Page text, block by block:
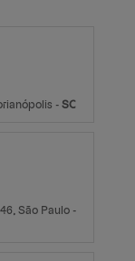
- Santa
Catarina
São Paulo -